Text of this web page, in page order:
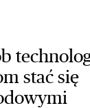
stać się